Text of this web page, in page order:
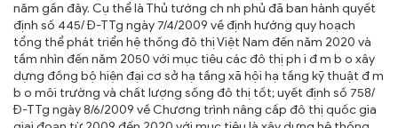
năm gần đây. Cụ thể là Thủ tướng ch nh phủ đã ban hành quyết
định số 445/ Đ-TTg ngày 7/4/2009 về định hướng quy hoạch
tổng thể phát triển hệ thống đô thị Việt Nam đến năm 2020 và
tầm nhìn đến năm 2050 với mục tiêu các đô thị ph i đ m b o xây
dựng đồng bộ hiện đại cơ sở hạ tầng xã hội hạ tầng kỹ thuật đ m
b o môi trường và chất lượng sống đô thị tốt; uyết định số 758/
Đ-TTg ngày 8/6/2009 về Chương trình nâng cấp đô thị quốc gia